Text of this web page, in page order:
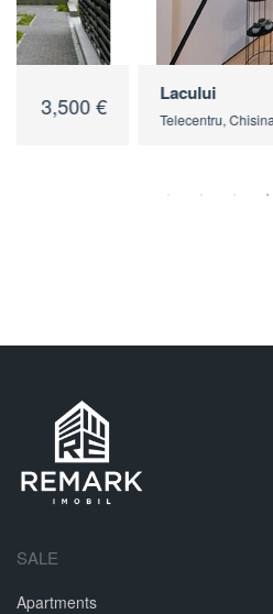
Telecentru, Chisinau
SALE
Apartments